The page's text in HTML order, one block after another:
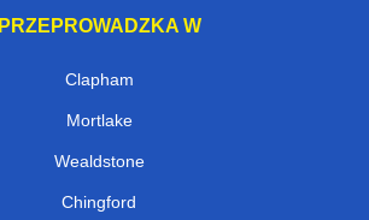
PRZEPROWADZKA W
Clapham
Mortlake
Wealdstone
Chingford